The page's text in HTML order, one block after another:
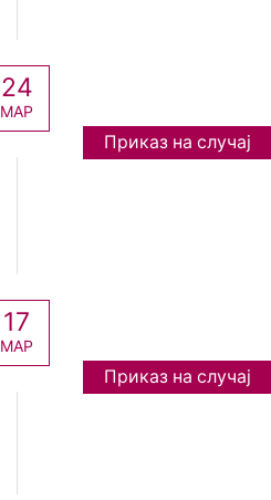
Приказ на случај
24
МАР
Приказ на случај
17
МАР